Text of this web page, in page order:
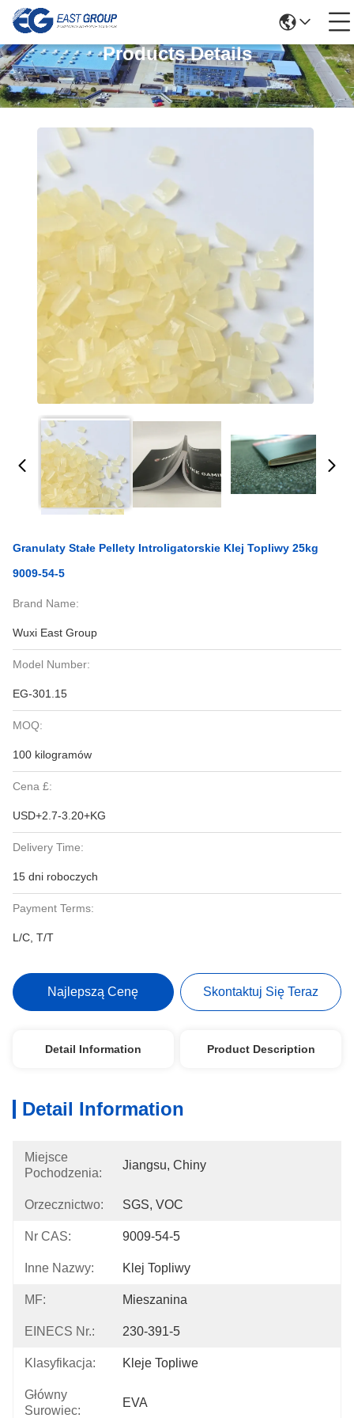
Products Details
Granulaty Stałe Pellety Introligatorskie Klej Topliwy 25kg
9009-54-5
Brand Name:
Wuxi East Group
Model Number:
EG-301.15
MOQ:
100 kilogramów
Cena £:
USD+2.7-3.20+KG
Delivery Time:
15 dni roboczych
Payment Terms:
L/C, T/T
Najlepszą Cenę Skontaktuj Się Teraz
Detail Information Product Description
Detail Information
Miejsce
Pochodzenia:
Jiangsu, Chiny
Orzecznictwo: SGS, VOC
Nr CAS: 9009-54-5
Inne Nazwy: Klej Topliwy
MF: Mieszanina
EINECS Nr.: 230-391-5
Klasyfikacja: Kleje Topliwe
Główny
Surowiec:
EVA